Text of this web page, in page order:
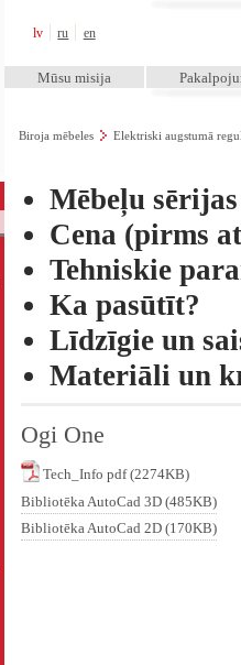
lv ru en
Mūsu misija
Biroja mēbeles Elektriski augstumā
Mēbeļu
Cena (pirms
Tehniskie
Ka pasūtīt?
Līdzīgie un
Materiāli un
Ogi One
Tech_Info pdf (2274KB)
Bibliotēka AutoCad 3D (485KB)
Bibliotēka AutoCad 2D (170KB)